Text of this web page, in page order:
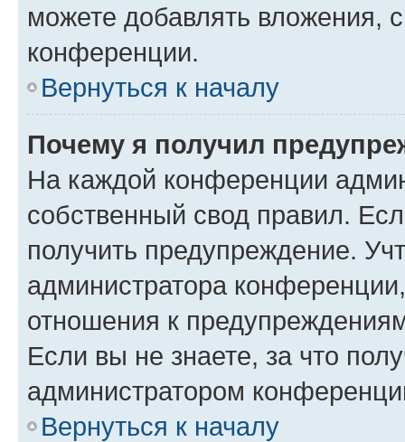
можете добавлять вложения,
конференции.
Вернуться к началу
Почему я получил
На каждой конференции
собственный свод правил.
получить предупреждение.
администратора
отношения к
Если вы не знаете, за что
администратором
Вернуться к началу